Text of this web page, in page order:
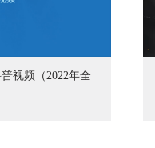
视频（2022年全